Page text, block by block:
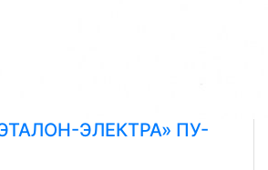
ЭЛЕКТРА» ПУ-